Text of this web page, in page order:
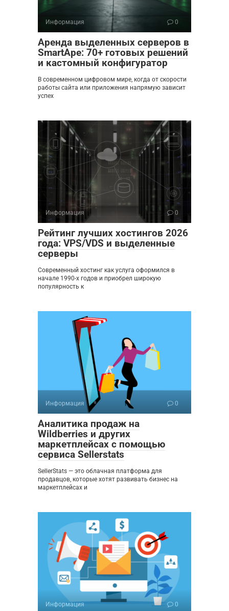
Информация 0
Аренда выделенных серверов в
SmartApe: 70+ готовых решений
и кастомный конфигуратор
В современном цифровом мире, когда от скорости
работы сайта или приложения напрямую зависит
успех
Информация 0
Рейтинг лучших хостингов 2026
года: VPS/VDS и выделенные
серверы
Современный хостинг как услуга оформился в
начале 1990-х годов и приобрел широкую
популярность к
Информация 0
Аналитика продаж на
Wildberries и других
маркетплейсах с помощью
сервиса Sellerstats
SellerStats — это облачная платформа для
продавцов, которые хотят развивать бизнес на
маркетплейсах и
Информация 0